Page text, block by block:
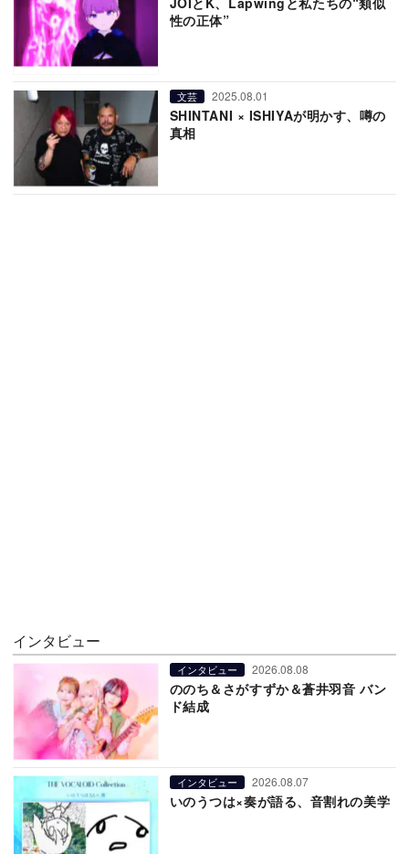
性の正体”
文芸 2025.08.01
SHINTANI × ISHIYAが明かす、噂の
真相
インタビュー
インタビュー 2026.08.08
ののち＆さがすずか＆蒼井羽音 バン
ド結成
インタビュー 2026.08.07
いのうつは×奏が語る、音割れの美学